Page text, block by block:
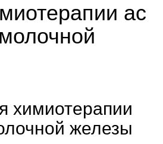
ас
химиотерапии
железы